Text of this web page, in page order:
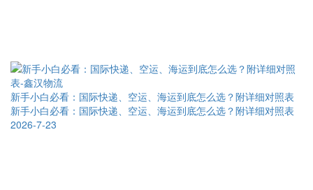
新手小白必看：国际快递、空运、海运到底怎么选？附详细对照表
新手小白必看：国际快递、空运、海运到底怎么选？附详细对照表
2026-7-23